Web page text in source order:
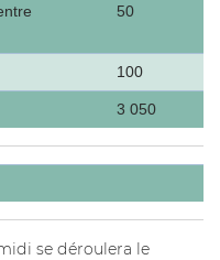
50
100
3 050
se déroulera le